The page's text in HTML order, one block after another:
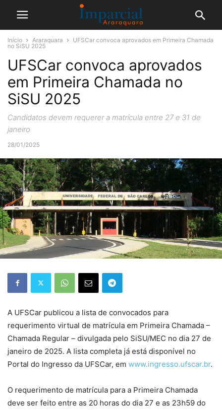
Início Araraquara
UFSCar convoca aprovados em Primeira Chamada
no SiSU 2025
UFSCar convoca aprovados
em Primeira Chamada no
SiSU 2025
Candidatos devem requerer a matrícula entre 27 e 31 de
janeiro
28/01/2025
A UFSCar publicou a lista de convocados para
requerimento virtual de matrícula em Primeira Chamada –
Chamada Regular – divulgada pelo SiSU/MEC no dia 27 de
janeiro de 2025. A lista completa já está disponível no
Portal do Ingresso da UFSCar, em www.ingresso.ufscar.br.
O requerimento de matrícula para a Primeira Chamada
deve ser feito entre as 20 horas do dia 27 e as 23h59 do